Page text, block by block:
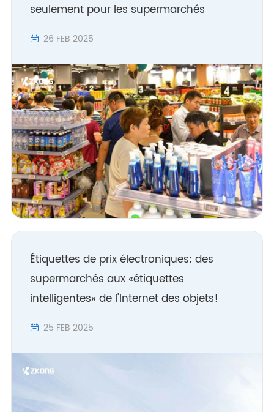
seulement pour les supermarchés
 26 FEB 2025
Étiquettes de prix électroniques: des
supermarchés aux «étiquettes
intelligentes» de l'Internet des objets!
 25 FEB 2025